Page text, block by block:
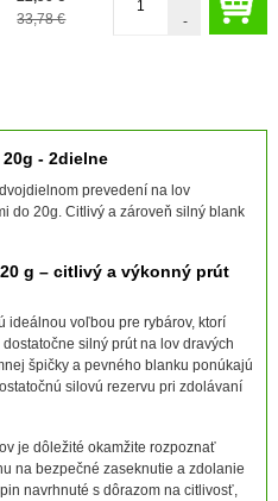
33,78 €
-
- 2dielne
prevedení na lov
do 20g. Citlivý a zároveň silný blank
g – citlivý a výkonný prút
ideálnou voľbou pre rybárov, ktorí
silný prút na lov dravých
špičky a pevného blanku ponúkajú
silovú rezervu pri zdolávaní
je dôležité okamžite rozpoznať
na bezpečné zaseknutie a zdolanie
navrhnuté s dôrazom na citlivosť,